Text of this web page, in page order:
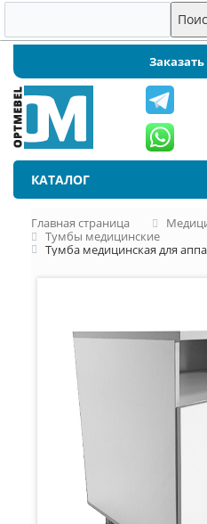
КАТАЛОГ
Главная страница
Тумбы медицинские
Тумба медицинская для